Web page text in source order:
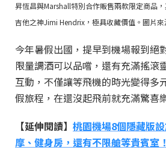
昇恆昌與Marshall特別合作販售兩款限定商品
吉他之神Jimi Hendrix，極具收藏價值。圖片來
今年暑假出國，提早到機場報到絕
限量調酒可以品嚐，還有充滿搖滾
互動，不僅讓等飛機的時光變得多
假旅程，在還沒起飛前就充滿驚喜
【延伸閱讀】 桃園機場8個隱藏版
摩、健身房，還有不限艙等貴賓室